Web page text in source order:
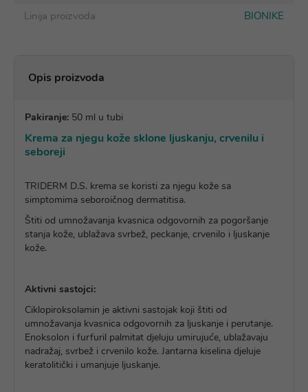
Linija proizvoda
BIONIKE
Opis proizvoda
Pakiranje: 50 ml u tubi
Krema za njegu kože sklone ljuskanju, crvenilu i
seboreji
TRIDERM D.S. krema se koristi za njegu kože sa
simptomima seboroičnog dermatitisa.
Štiti od umnožavanja kvasnica odgovornih za pogoršanje
stanja kože, ublažava svrbež, peckanje, crvenilo i ljuskanje
kože.
Aktivni sastojci:
Ciklopiroksolamin je aktivni sastojak koji štiti od
umnožavanja kvasnica odgovornih za ljuskanje i perutanje.
Enoksolon i furfuril palmitat djeluju umirujuće, ublažavaju
nadražaj, svrbež i crvenilo kože. Jantarna kiselina djeluje
keratolitički i umanjuje ljuskanje.